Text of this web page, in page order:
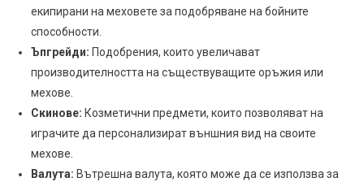
екипирани на меховете за подобряване на бойните
способности.
Ъпгрейди: Подобрения, които увеличават
производителността на съществуващите оръжия или
мехове.
Скинове: Козметични предмети, които позволяват на
играчите да персонализират външния вид на своите
мехове.
Валута: Вътрешна валута, която може да се използва за